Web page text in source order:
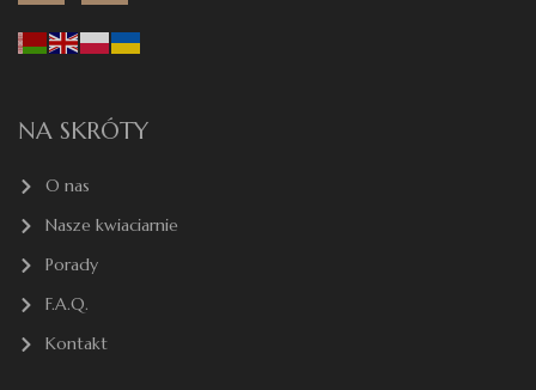
NA SKRÓTY
O nas
Nasze kwiaciarnie
Porady
F.A.Q.
Kontakt